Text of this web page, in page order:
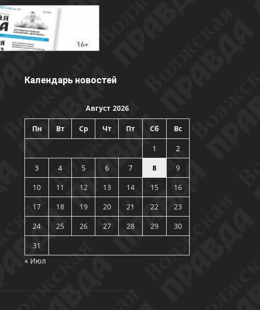
Календарь новостей
Август 2026
Пн Вт Ср Чт Пт Сб Вс
1
2
3
4 5 6 7 8
9
10
11 12 13 14 15
16
17
18 19 20 21 22
23
24
25 26 27 28 29
30
31
« Июл